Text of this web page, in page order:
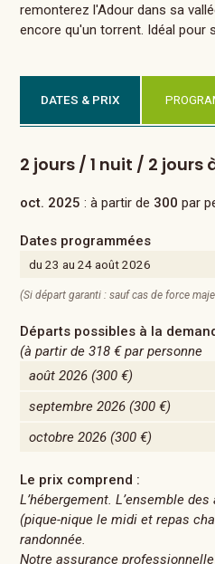
remonterez l'Adour dans sa
encore qu'un torrent. Idéal pour
DATES & PRIX
2 jours / 1 nuit / 2 jours
oct. 2025 : à partir de 300 par
Dates programmées
du 23 au 24 août 2026
(Si départ garanti : sauf cas de force
Départs possibles à la
(à partir de318 €par personne
août 2026 (300 €)
septembre 2026 (300 €)
octobre 2026 (300 €)
Le prix comprend :
L’hébergement. L’ensemble
(pique-nique le midi et repas
randonnée.
Notre assurance